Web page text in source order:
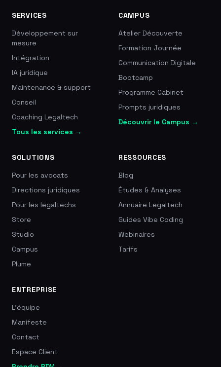
SERVICES
Développement sur
mesure
Intégration
IA juridique
Maintenance & support
Conseil
Coaching Legaltech
Tous les services →
CAMPUS
Atelier Découverte
Formation Journée
Communication Digitale
Bootcamp
Programme Cabinet
Prompts juridiques
Découvrir le Campus →
SOLUTIONS
Pour les avocats
Directions juridiques
Pour les legaltechs
Store
Studio
Campus
Plume
RESSOURCES
Blog
Études & Analyses
Annuaire Legaltech
Guides Vibe Coding
Webinaires
Tarifs
ENTREPRISE
L'équipe
Manifeste
Contact
Espace Client